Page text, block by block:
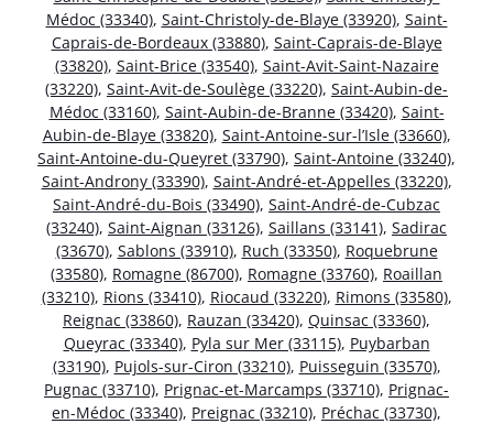
Médoc (33340), Saint-Christoly-de-Blaye (33920), Saint-
Caprais-de-Bordeaux (33880), Saint-Caprais-de-Blaye
(33820), Saint-Brice (33540), Saint-Avit-Saint-Nazaire
(33220), Saint-Avit-de-Soulège (33220), Saint-Aubin-de-
Médoc (33160), Saint-Aubin-de-Branne (33420), Saint-
Aubin-de-Blaye (33820), Saint-Antoine-sur-l’Isle (33660),
Saint-Antoine-du-Queyret (33790), Saint-Antoine (33240),
Saint-Androny (33390), Saint-André-et-Appelles (33220),
Saint-André-du-Bois (33490), Saint-André-de-Cubzac
(33240), Saint-Aignan (33126), Saillans (33141), Sadirac
(33670), Sablons (33910), Ruch (33350), Roquebrune
(33580), Romagne (86700), Romagne (33760), Roaillan
(33210), Rions (33410), Riocaud (33220), Rimons (33580),
Reignac (33860), Rauzan (33420), Quinsac (33360),
Queyrac (33340), Pyla sur Mer (33115), Puybarban
(33190), Pujols-sur-Ciron (33210), Puisseguin (33570),
Pugnac (33710), Prignac-et-Marcamps (33710), Prignac-
en-Médoc (33340), Preignac (33210), Préchac (33730),